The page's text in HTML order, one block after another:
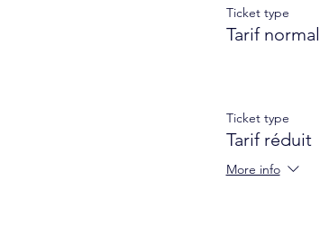
Ticket type
Tarif normal
Ticket type
Tarif réduit
More info